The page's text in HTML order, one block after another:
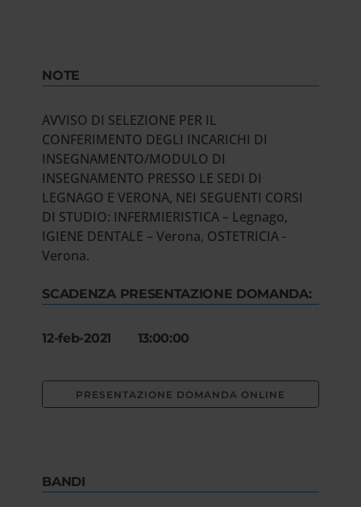
NOTE
AVVISO DI SELEZIONE PER IL
CONFERIMENTO DEGLI INCARICHI DI
INSEGNAMENTO/MODULO DI
INSEGNAMENTO PRESSO LE SEDI DI
LEGNAGO E VERONA, NEI SEGUENTI CORSI
DI STUDIO: INFERMIERISTICA – Legnago,
IGIENE DENTALE – Verona, OSTETRICIA -
Verona.
SCADENZA PRESENTAZIONE DOMANDA:
12-feb-2021 13:00:00
PRESENTAZIONE DOMANDA ONLINE
BANDI